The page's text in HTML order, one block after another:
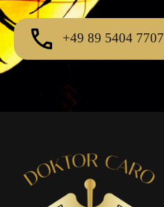
+49 89 5404 7707